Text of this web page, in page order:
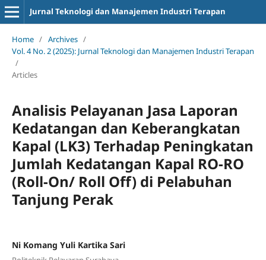
Jurnal Teknologi dan Manajemen Industri Terapan
Home / Archives /
Vol. 4 No. 2 (2025): Jurnal Teknologi dan Manajemen Industri Terapan
/
Articles
Analisis Pelayanan Jasa Laporan
Kedatangan dan Keberangkatan
Kapal (LK3) Terhadap Peningkatan
Jumlah Kedatangan Kapal RO-RO
(Roll-On/ Roll Off) di Pelabuhan
Tanjung Perak
Ni Komang Yuli Kartika Sari